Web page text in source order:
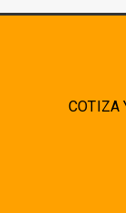
COTIZA